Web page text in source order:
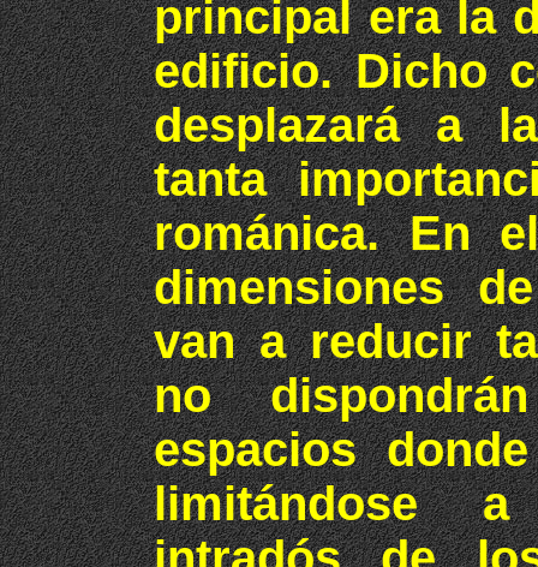
principal era la
edificio. Dicho
desplazará a
tanta
románica. En
dimensiones
van a reducir
no
espacios
limitándose